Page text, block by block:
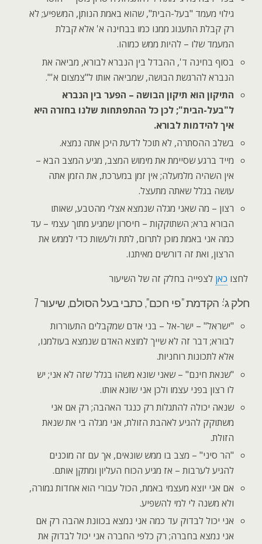
גילוי מעמד "בעל-הבית", שהוא באמת הנותן, המשפיע; לא
רק קבלת התענוג ממנו כמו בבחינה א' אלא קבלת
המעמד שלו – להיות ממש כמוהו.
בסוף בחינה ד', ההבדל בין הנברא לבורא, מביאה את
הנברא להרגשת הבושה, שמביאה אותו ל"צמצום א'".
התיקון הוא תיקון הבושה – הפער בין הנברא
ל"בעל-הבית"; לכן כל ההתפתחות שלנו בחזרה היא
איך להידמות לבורא.
בשלב ההסתרה, לא תוכל לדעת היכן אתה נמצא.
מייד ברגע שסיימת את מימוש המצב, מגיע המצב הבא –
אין השהיה מלמעלה; אין זמן במערכת, את הזמן אתה
עושה בגלל שאתה מתעצל.
רצון – מה שאני מגלה שנמצא אצלי מהטבע, שאותו
הבורא ברא; השתוקקות – חיסרון שמגיע מתוך עצמי – עד
כמה אני באמת מוכן לתרום, לתת ולעשות כדי לממש את
הרצון, ואת זה דורשים מאיתנו.
לחצו כאן לצפייה בחלק זה של השיעור
חלק ג': הקדמת "פי חכם", כתבי בעל הסולם, שיעור 7
"ישראל" – ישר-אל – בני אדם שמקבלים התעוררות
לבורא; דבר זה לא שייך למוצא האדם שנמצא בעולמנו,
אלא לתכונות רוחניות.
"שנאת חינם" – שאני שונא משהו בגלל שזה לא אני; יש
לו רצון בפני עצמו ולכן אני שונא אותו.
שנאה יכולה להתגלות רק כנגד האהבה; רק אם אני
משתוקק להגיע לאהבת הזולת, אני מגלה בי את שנאת
הזולת.
"הר סיני" – מצב בו ממש שונאים, אך עם זה מוכנים
להגיע לערבות – אז מגיע הכוח העליון ומתקן אותם.
אם אני יוצא מעצמי באמת, הכול עבורי הוא אחדות גמורה,
ולא משנה לי למי להשפיע.
אני יכול לבדוק עד כמה אני נמצא בכוונת אהבה רק אם
אני נמצא בחברה; רק כלפי החברה אני יכול לבדוק את